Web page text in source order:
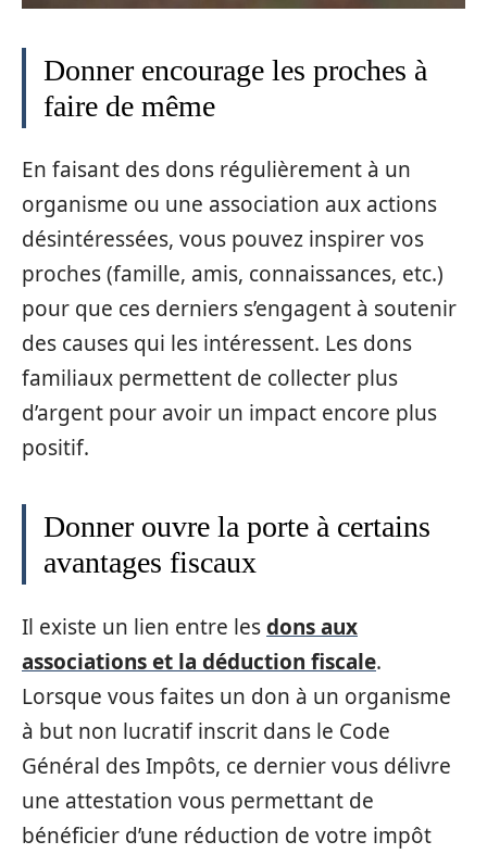
Donner encourage les proches à
faire de même
En faisant des dons régulièrement à un
organisme ou une association aux actions
désintéressées, vous pouvez inspirer vos
proches (famille, amis, connaissances, etc.)
pour que ces derniers s’engagent à soutenir
des causes qui les intéressent. Les dons
familiaux permettent de collecter plus
d’argent pour avoir un impact encore plus
positif.
Donner ouvre la porte à certains
avantages fiscaux
Il existe un lien entre lesdons aux
associations et la déduction fiscale.
Lorsque vous faites un don à un organisme
à but non lucratif inscrit dans le Code
Général des Impôts, ce dernier vous délivre
une attestation vous permettant de
bénéficier d’une réduction de votre impôt